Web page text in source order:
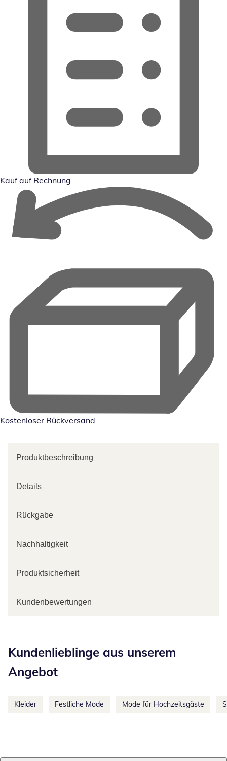
Kauf auf Rechnung
Kostenloser Rückversand
Produktbeschreibung
Details
Rückgabe
Nachhaltigkeit
Produktsicherheit
Kundenbewertungen
Kundenlieblinge aus unserem
Angebot
Kleider Festliche Mode Mode für Hochzeitsgäste